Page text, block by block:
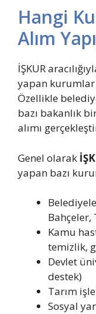
Hangi
Alım
İŞKUR
yapan
Özellikle
bazı bakanlık
alımı
Genel olarak
yapan bazı
Bahçeler,
Kamu
temizlik,
Devlet
destek)
Tarım
Sosyal